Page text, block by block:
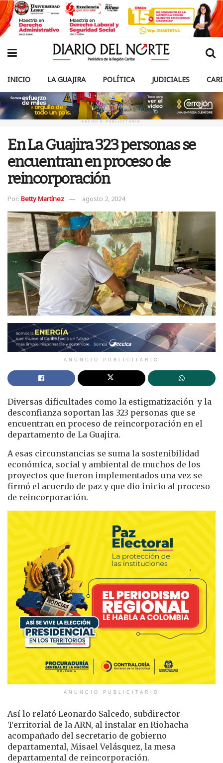
INICIO LA GUAJIRA POLÍTICA JUDICIALES
ANUNCIO PUBLICITARIO
En La Guajira 323 personas se
encuentran en proceso de
reincorporación
Por: Betty Martínez agosto 2, 2024
ANUNCIO PUBLICITARIO
Diversas dificultades como la estigmatización y la
desconfianza soportan las 323 personas que se
encuentran en proceso de reincorporación en el
departamento de La Guajira.
A esas circunstancias se suma la sostenibilidad
económica, social y ambiental de muchos de los
proyectos que fueron implementados una vez se
firmó el acuerdo de paz y que dio inicio al proceso
de reincorporación.
ANUNCIO PUBLICITARIO
Así lo relató Leonardo Salcedo, subdirector
Territorial de la ARN, al instalar en Riohacha
acompañado del secretario de gobierno
departamental, Misael Velásquez, la mesa
departamental de reincorporación.